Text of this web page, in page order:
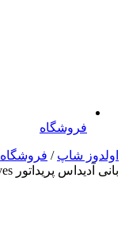
فروشگاه
اولدوز شاپ / فروشگاه
بانی آدیداس پریداتور Adidas Predator goalkeeper gloves